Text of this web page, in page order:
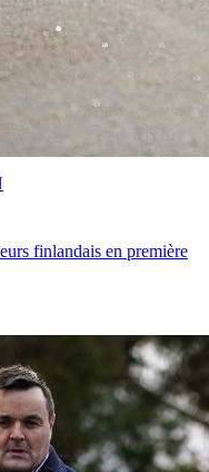
finlandais en première